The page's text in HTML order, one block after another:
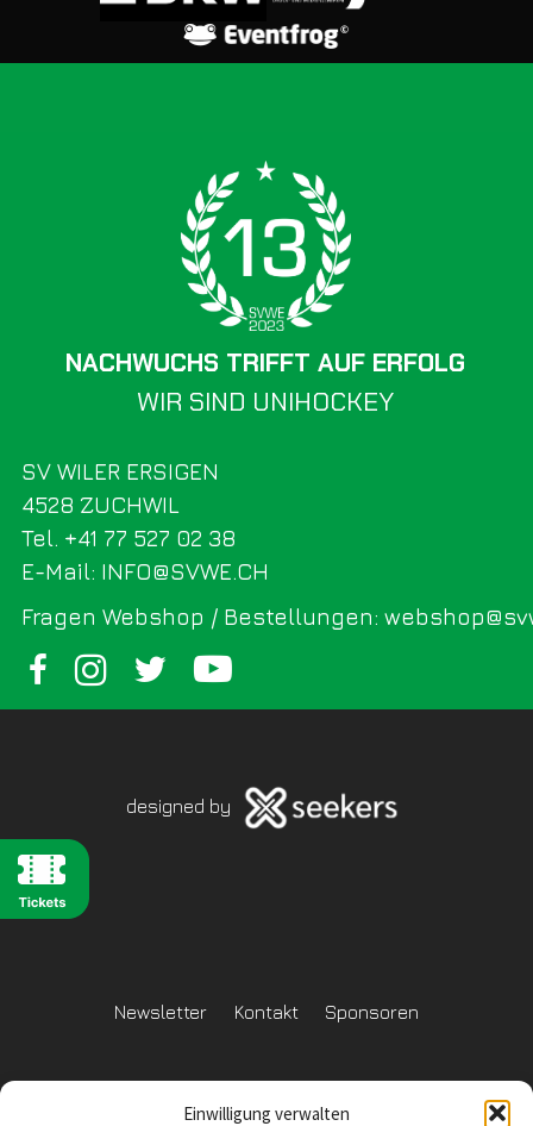
Einwilligung verwalten
SV WILER ERSIGEN
Fragen Webshop / Bestellungen:
4528 ZUCHWIL
Tel. +41 77 527 02 38
E-Mail: INFO@SVWE.CH
WIR SIND UNIHOCKEY
NACHWUCHS TRIFFT AUF ERFOLG
designed by
Newsletter Kontakt Sponsoren